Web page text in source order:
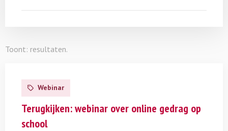
Toont: resultaten.
meer
Terugkijken:
webinar
Webinar
Terugkijken: webinar over online gedrag op
school